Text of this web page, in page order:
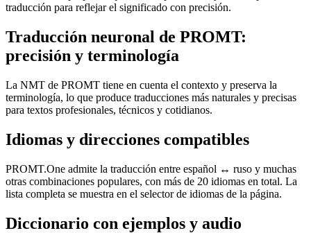
traducción para reflejar el significado con precisión.
Traducción neuronal de PROMT:
precisión y terminología
La NMT de PROMT tiene en cuenta el contexto y preserva la
terminología, lo que produce traducciones más naturales y precisas
para textos profesionales, técnicos y cotidianos.
Idiomas y direcciones compatibles
PROMT.One admite la traducción entre español ↔ ruso y muchas
otras combinaciones populares, con más de 20 idiomas en total. La
lista completa se muestra en el selector de idiomas de la página.
Diccionario con ejemplos y audio